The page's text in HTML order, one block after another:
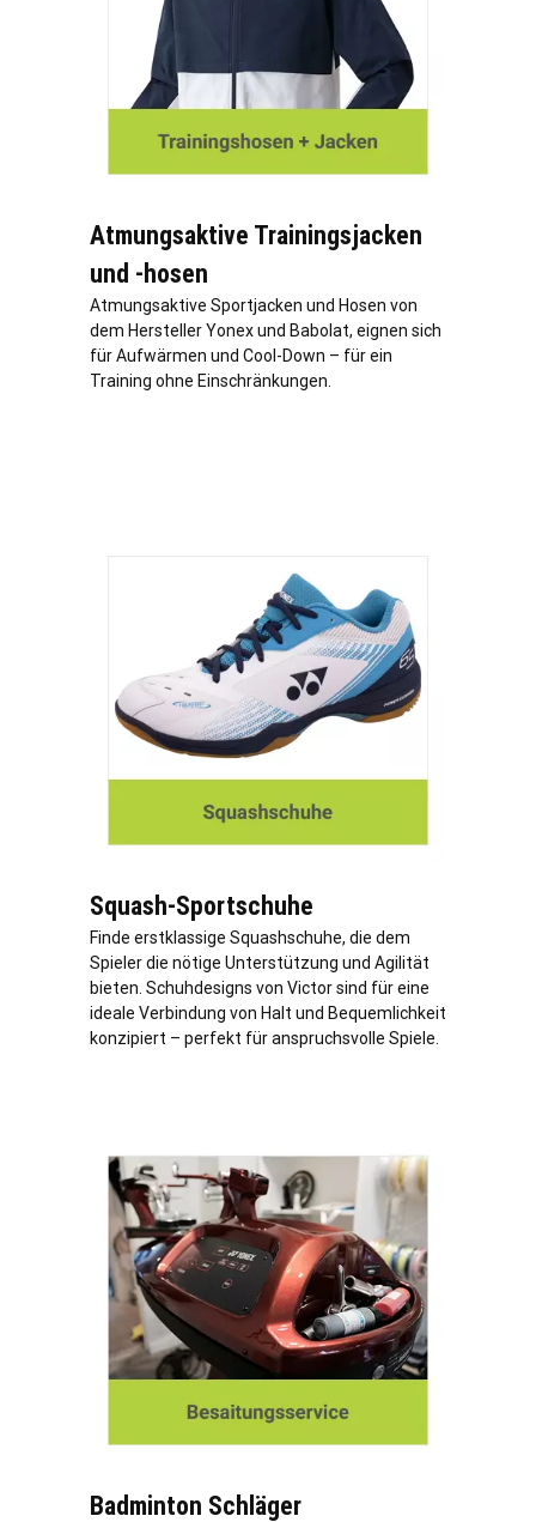
Atmungsaktive Trainingsjacken
und -hosen
Atmungsaktive Sportjacken und Hosen von
dem Hersteller Yonex und Babolat, eignen sich
für Aufwärmen und Cool-Down – für ein
Training ohne Einschränkungen.
Squash-Sportschuhe
Finde erstklassige Squashschuhe, die dem
Spieler die nötige Unterstützung und Agilität
bieten. Schuhdesigns von Victor sind für eine
ideale Verbindung von Halt und Bequemlichkeit
konzipiert – perfekt für anspruchsvolle Spiele.
Badminton Schläger